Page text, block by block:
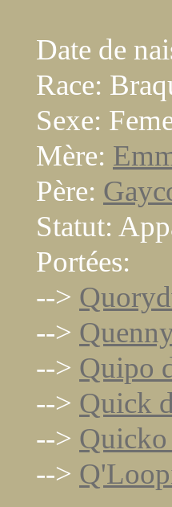
Date de
Race:
Sexe:
Mère:
Père:
Statut:
Portées:
-->
-->
--> Quipo
--> Quick
-->
-->